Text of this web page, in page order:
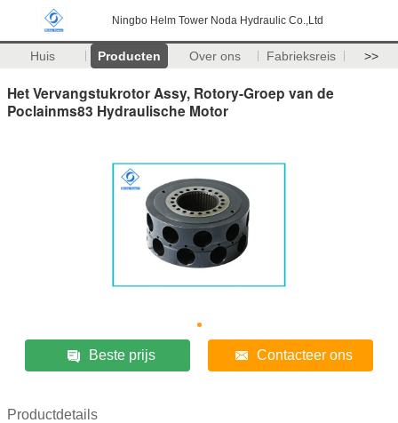
Ningbo Helm Tower Noda Hydraulic Co.,Ltd
Huis Producten Over ons Fabrieksreis >>
Het Vervangstukrotor Assy, Rotory-Groep van de
Poclainms83 Hydraulische Motor
Beste prijs Contacteer ons
Productdetails